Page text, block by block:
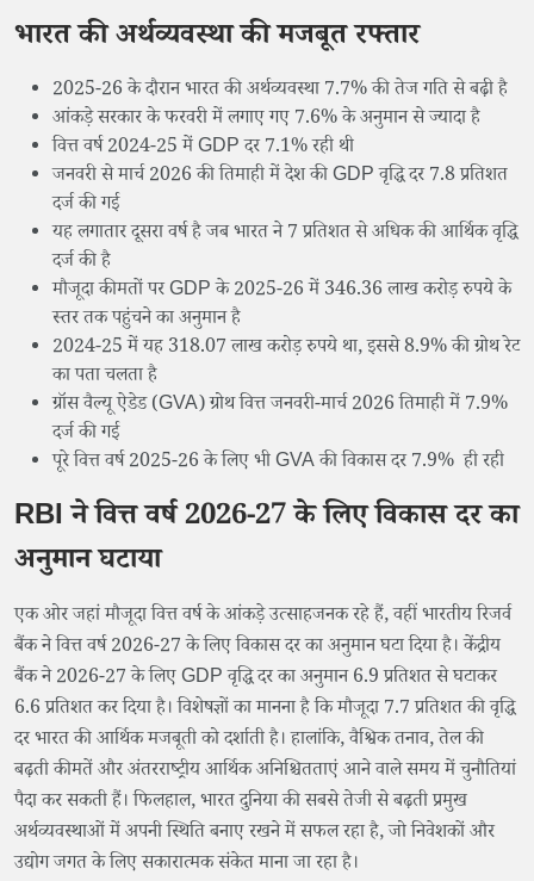
भारत की अर्थव्यवस्था की मजबूत रफ्तार
2025-26 के दौरान भारत की अर्थव्यवस्था 7.7% की तेज गति से बढ़ी है
आंकड़े सरकार के फरवरी में लगाए गए 7.6% के अनुमान से ज्यादा है
वित्त वर्ष 2024-25 में GDP दर 7.1% रही थी
जनवरी से मार्च 2026 की तिमाही में देश की GDP वृद्धि दर 7.8 प्रतिशत
दर्ज की गई
यह लगातार दूसरा वर्ष है जब भारत ने 7 प्रतिशत से अधिक की आर्थिक वृद्धि
दर्ज की है
मौजूदा कीमतों पर GDP के 2025-26 में 346.36 लाख करोड़ रुपये के
स्तर तक पहुंचने का अनुमान है
2024-25 में यह 318.07 लाख करोड़ रुपये था, इससे 8.9% की ग्रोथ रेट
का पता चलता है
ग्रॉस वैल्यू ऐडेड (GVA) ग्रोथ वित्त जनवरी-मार्च 2026 तिमाही में 7.9%
दर्ज की गई
पूरे वित्त वर्ष 2025-26 के लिए भी GVA की विकास दर 7.9% ही रही
RBI ने वित्त वर्ष 2026-27 के लिए विकास दर का
अनुमान घटाया
एक ओर जहां मौजूदा वित्त वर्ष के आंकड़े उत्साहजनक रहे हैं, वहीं भारतीय रिजर्व
बैंक ने वित्त वर्ष 2026-27 के लिए विकास दर का अनुमान घटा दिया है। केंद्रीय
बैंक ने 2026-27 के लिए GDP वृद्धि दर का अनुमान 6.9 प्रतिशत से घटाकर
6.6 प्रतिशत कर दिया है। विशेषज्ञों का मानना है कि मौजूदा 7.7 प्रतिशत की वृद्धि
दर भारत की आर्थिक मजबूती को दर्शाती है। हालांकि, वैश्विक तनाव, तेल की
बढ़ती कीमतें और अंतरराष्ट्रीय आर्थिक अनिश्चितताएं आने वाले समय में चुनौतियां
पैदा कर सकती हैं। फिलहाल, भारत दुनिया की सबसे तेजी से बढ़ती प्रमुख
अर्थव्यवस्थाओं में अपनी स्थिति बनाए रखने में सफल रहा है, जो निवेशकों और
उद्योग जगत के लिए सकारात्मक संकेत माना जा रहा है।